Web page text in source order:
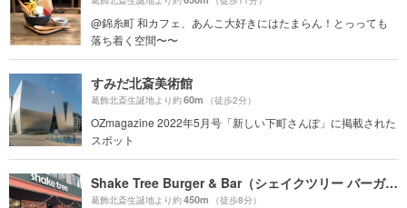
@錦糸町 和カフェ、あんこ大好きにはたまらん！とっっても
落ち着く空間〜〜
すみだ北斎美術館
葛飾北斎生誕地より約60m （徒歩2分）
OZmagazine 2022年5月号「新しい下町さんぽ」に掲載された
スポット
Shake Tree Burger & Bar（シェイクツリー バーガー＆バー）
葛飾北斎生誕地より約450m （徒歩8分）